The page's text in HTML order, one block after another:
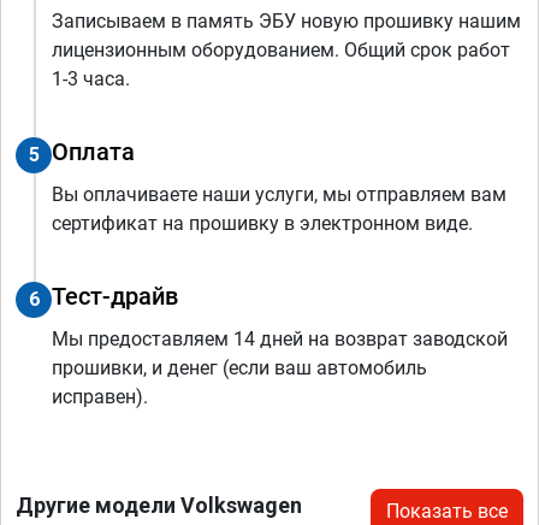
Записываем в память ЭБУ новую прошивку нашим
лицензионным оборудованием. Общий срок работ
1-3 часа.
5 Оплата
Вы оплачиваете наши услуги, мы отправляем вам
сертификат на прошивку в электронном виде.
6 Тест-драйв
Мы предоставляем 14 дней на возврат заводской
прошивки, и денег (если ваш автомобиль
исправен).
Другие модели Volkswagen Показать все